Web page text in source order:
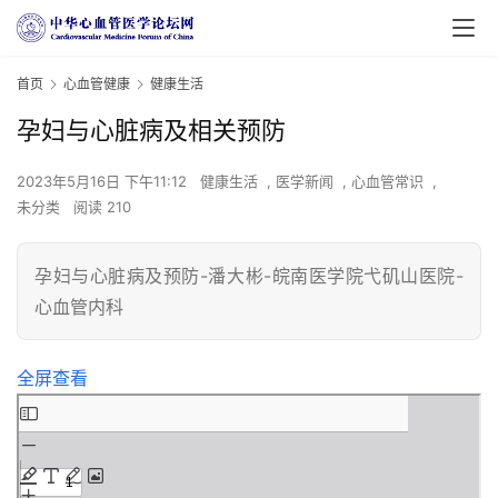
首页 心血管健康 健康生活
孕妇与心脏病及相关预防
2023年5月16日 下午11:12 健康生活 , 医学新闻 , 心血管常识
,
未分类
阅读 210
孕妇与心脏病及预防-潘大彬-皖南医学院弋矶山医院-
心血管内科
全屏查看
Skip
to
PDF